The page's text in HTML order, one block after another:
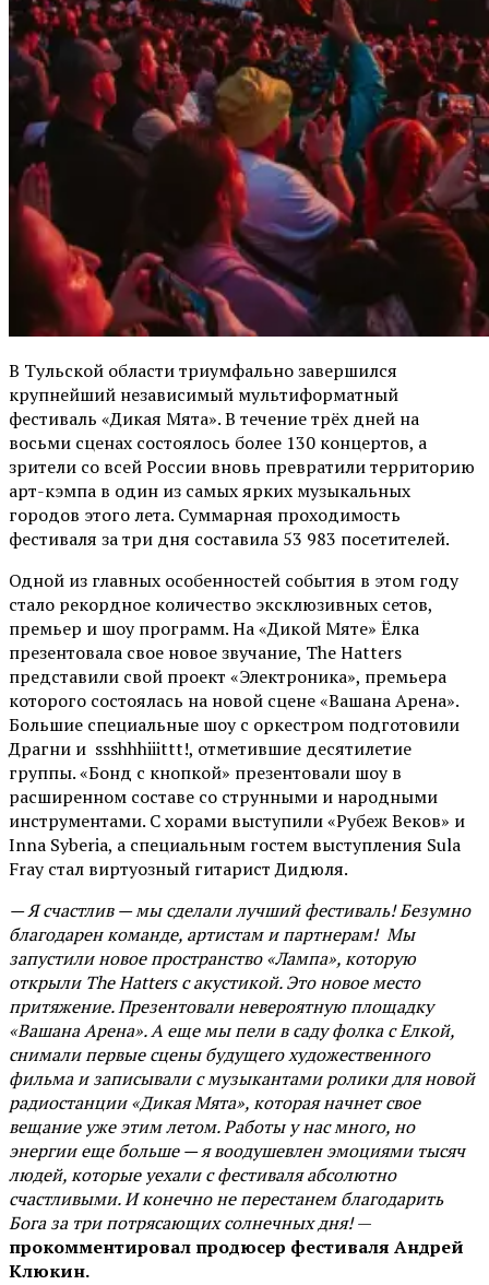
В Тульской области триумфально завершился
крупнейший независимый мультиформатный
фестиваль «Дикая Мята». В течение трёх дней на
восьми сценах состоялось более 130 концертов, а
зрители со всей России вновь превратили территорию
арт-кэмпа в один из самых ярких музыкальных
городов этого лета. Суммарная проходимость
фестиваля за три дня составила 53 983 посетителей.
Одной из главных особенностей события в этом году
стало рекордное количество эксклюзивных сетов,
премьер и шоу программ. На «Дикой Мяте» Ёлка
презентовала свое новое звучание, The Hatters
представили свой проект «Электроника», премьера
которого состоялась на новой сцене «Вашана Арена».
Большие специальные шоу с оркестром подготовили
Драгни и ssshhhiiittt!, отметившие десятилетие
группы. «Бонд с кнопкой» презентовали шоу в
расширенном составе со струнными и народными
инструментами. С хорами выступили «Рубеж Веков» и
Inna Syberia, а специальным гостем выступления Sula
Fray стал виртуозный гитарист Дидюля.
— Я счастлив — мы сделали лучший фестиваль! Безумно
благодарен команде, артистам и партнерам! Мы
запустили новое пространство «Лампа», которую
открыли The Hatters с акустикой. Это новое место
притяжение. Презентовали невероятную площадку
«Вашана Арена». А еще мы пели в саду фолка с Елкой,
снимали первые сцены будущего художественного
фильма и записывали с музыкантами ролики для новой
радиостанции «Дикая Мята», которая начнет свое
вещание уже этим летом. Работы у нас много, но
энергии еще больше — я воодушевлен эмоциями тысяч
людей, которые уехали с фестиваля абсолютно
счастливыми. И конечно не перестанем благодарить
Бога за три потрясающих солнечных дня!—
прокомментировал продюсер фестиваля Андрей
Клюкин.